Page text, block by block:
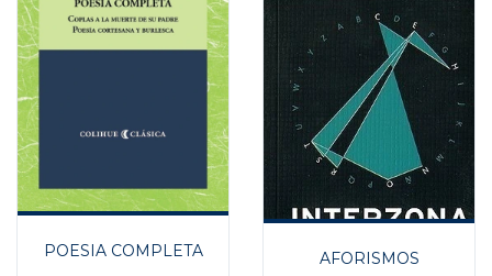
POESIA COMPLETA AFORISMOS